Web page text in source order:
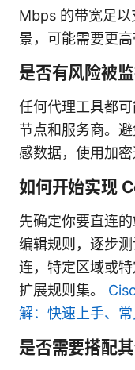
Mbps 的带宽足
景，可能需要更高
是否有风险被监
任何代理工具都
节点和服务商。
感数据，使用加密
如何开始实现
先确定你要直连
编辑规则，逐步
连，特定区域或
扩展规则集。
解：快速上手、
是否需要搭配其